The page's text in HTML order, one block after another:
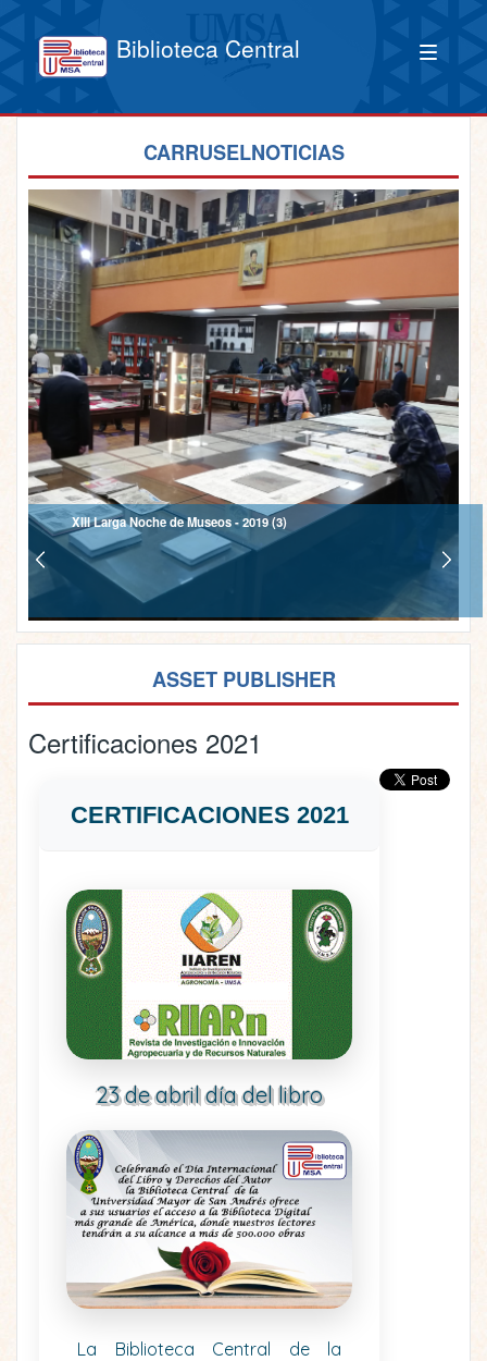
Biblioteca Central
CARRUSELNOTICIAS
XIII Larga Noche de Museos - 2019 (3)
ASSET PUBLISHER
Certificaciones 2021
CERTIFICACIONES 2021
23 de abril día del libro
La Biblioteca Central de la